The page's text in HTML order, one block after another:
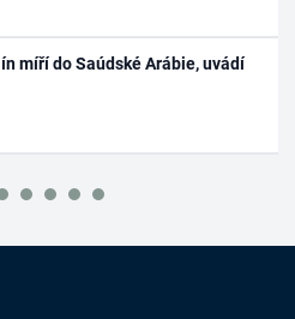
míří do Saúdské Arábie, uvádí